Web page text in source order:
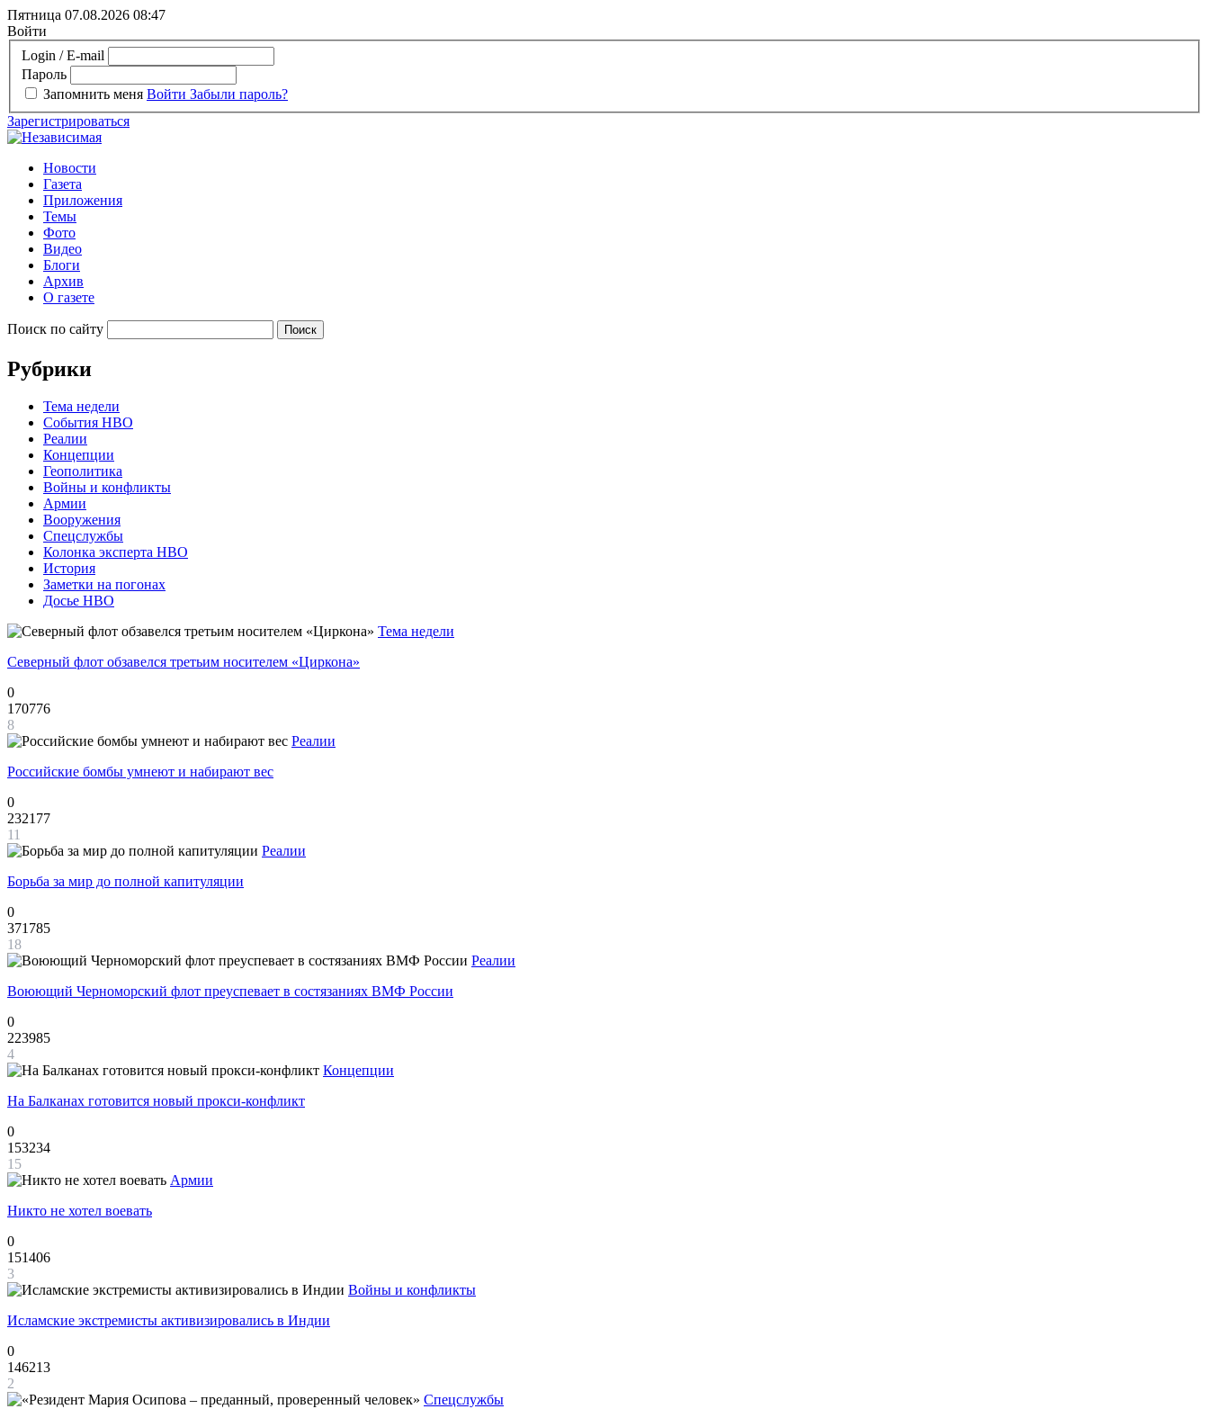
Пятница 07.08.2026 08:47
Войти
Login / E-mail
Пароль
Запомнить меня Войти Забыли пароль?
Зарегистрироваться
Новости
Газета
Приложения
Темы
Фото
Видео
Блоги
Архив
О газете
Поиск по сайту
Рубрики
Тема недели
События НВО
Реалии
Концепции
Геополитика
Войны и конфликты
Армии
Вооружения
Спецслужбы
Колонка эксперта НВО
История
Заметки на погонах
Досье НВО
Тема недели
Северный флот обзавелся третьим носителем «Циркона»
0
170776
8
Реалии
Российские бомбы умнеют и набирают вес
0
232177
11
Реалии
Борьба за мир до полной капитуляции
0
371785
18
Реалии
Воюющий Черноморский флот преуспевает в состязаниях ВМФ России
0
223985
4
Концепции
На Балканах готовится новый прокси-конфликт
0
153234
15
Армии
Никто не хотел воевать
0
151406
3
Войны и конфликты
Исламские экстремисты активизировались в Индии
0
146213
2
Спецслужбы